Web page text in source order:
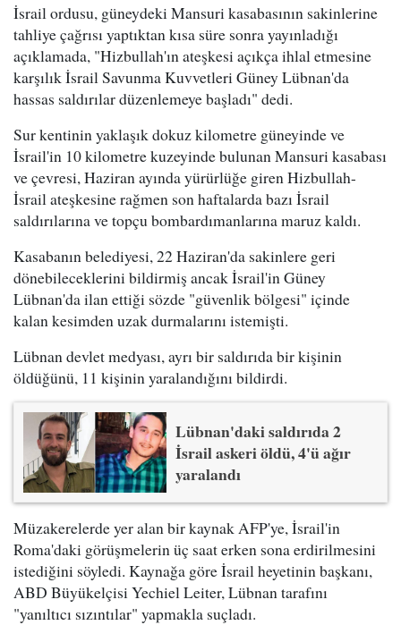
İsrail ordusu, güneydeki Mansuri kasabasının sakinlerine
tahliye çağrısı yaptıktan kısa süre sonra yayınladığı
açıklamada, "Hizbullah'ın ateşkesi açıkça ihlal etmesine
karşılık İsrail Savunma Kuvvetleri Güney Lübnan'da
hassas saldırılar düzenlemeye başladı" dedi.
Sur kentinin yaklaşık dokuz kilometre güneyinde ve
İsrail'in 10 kilometre kuzeyinde bulunan Mansuri kasabası
ve çevresi, Haziran ayında yürürlüğe giren Hizbullah-
İsrail ateşkesine rağmen son haftalarda bazı İsrail
saldırılarına ve topçu bombardımanlarına maruz kaldı.
Kasabanın belediyesi, 22 Haziran'da sakinlere geri
dönebileceklerini bildirmiş ancak İsrail'in Güney
Lübnan'da ilan ettiği sözde "güvenlik bölgesi" içinde
kalan kesimden uzak durmalarını istemişti.
Lübnan devlet medyası, ayrı bir saldırıda bir kişinin
öldüğünü, 11 kişinin yaralandığını bildirdi.
Lübnan'daki saldırıda 2
İsrail askeri öldü, 4'ü ağır
yaralandı
Müzakerelerde yer alan bir kaynak AFP'ye, İsrail'in
Roma'daki görüşmelerin üç saat erken sona erdirilmesini
istediğini söyledi. Kaynağa göre İsrail heyetinin başkanı,
ABD Büyükelçisi Yechiel Leiter, Lübnan tarafını
"yanıltıcı sızıntılar" yapmakla suçladı.